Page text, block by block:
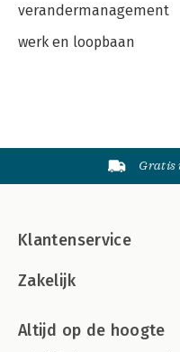
verandermanagement
werk en loopbaan
Gratis
Klantenservice
Zakelijk
Altijd op de hoogte